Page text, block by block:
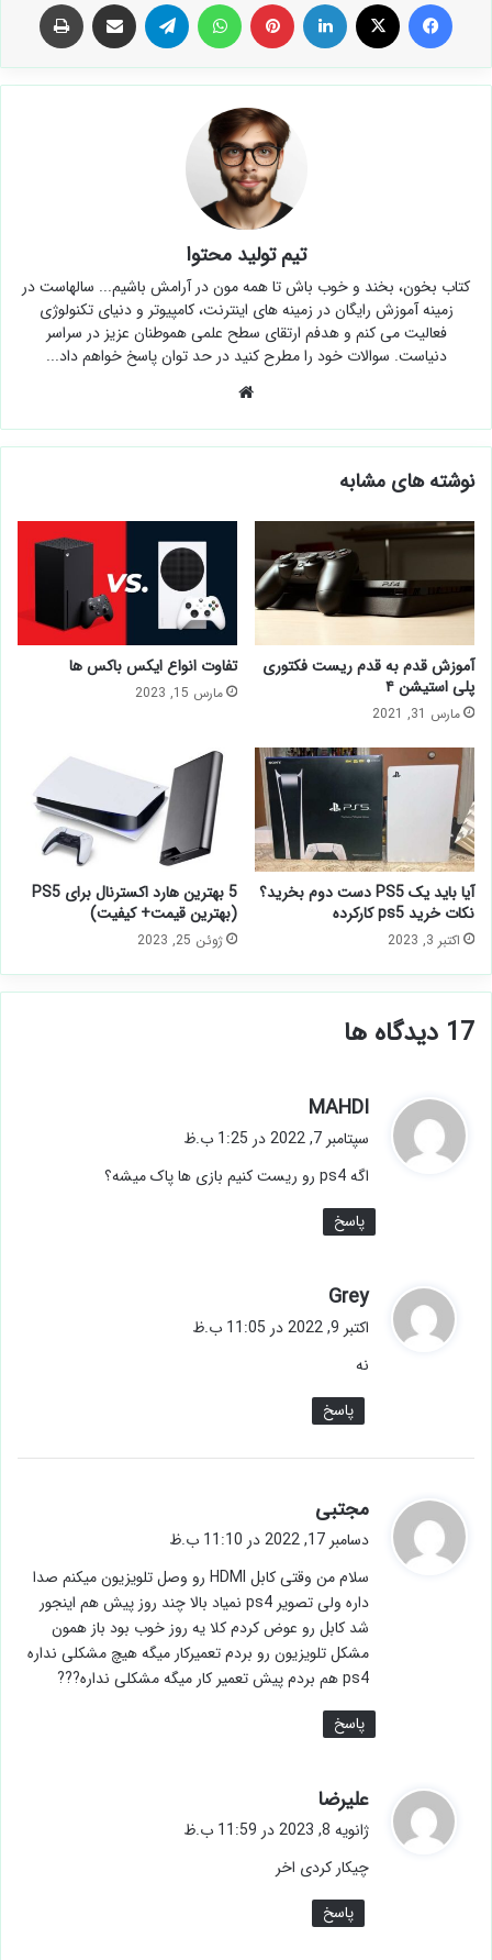
تیم تولید محتوا
کتاب بخون، بخند و خوب باش تا همه مون در آرامش باشیم... سالهاست در
زمینه آموزش رایگان در زمینه های اینترنت، کامپیوتر و دنیای تکنولوژی
فعالیت می کنم و هدفم ارتقای سطح علمی هموطنان عزیز در سراسر
دنیاست. سوالات خود را مطرح کنید در حد توان پاسخ خواهم داد...
نوشته های مشابه
آموزش قدم به قدم ریست فکتوری
پلی استیشن ۴
مارس 31, 2021
تفاوت انواع ایکس باکس ها
مارس 15, 2023
آیا باید یک PS5 دست دوم بخرید؟
نکات خرید ps5 کارکرده
اکتبر 3, 2023
5 بهترین هارد اکسترنال برای PS5
(بهترین قیمت+ کیفیت)
ژوئن 25, 2023
‫17 دیدگاه ها
MAHDI
ف
:
سپتامبر 7, 2022 در 1:25 ب.ظ
اگه ps4 رو ریست کنیم بازی ها پاک میشه؟
پاسخ
Grey
اکتبر 9, 2022 در 11:05 ب.ظ
نه
پاسخ
مجتبی
ف
دسامبر 17, 2022 در 11:10 ب.ظ
سلام من وقتی کابل HDMI رو وصل تلویزیون میکنم صدا
داره ولی تصویر ps4 نمیاد بالا چند روز پیش هم اینجور
شد کابل رو عوض کردم کلا یه روز خوب بود باز همون
مشکل تلویزیون رو بردم تعمیرکار میگه هیچ مشکلی نداره
ps4 هم بردم پیش تعمیر کار میگه مشکلی نداره???
پاسخ
علیرضا
ف
:
ژانویه 8, 2023 در 11:59 ب.ظ
چیکار کردی اخر
پاسخ